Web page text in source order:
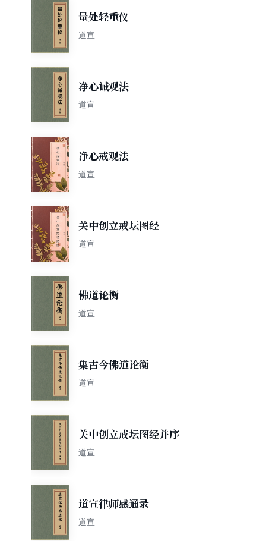
量处轻重仪
道宣
净心诫观法
道宣
净心戒观法
道宣
关中创立戒坛图经
道宣
佛道论衡
道宣
集古今佛道论衡
道宣
关中创立戒坛图经并序
道宣
道宣律师感通录
道宣